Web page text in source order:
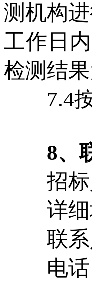
测机构
工作日
检测结
7.4按
8、联
招标人
详细地
联系
电话